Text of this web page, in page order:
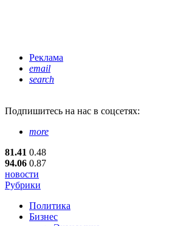
Реклама
email
search
Подпишитесь на нас в соцсетях:
more
81.41 0.48
94.06 0.87
новости
Рубрики
Политика
Бизнес